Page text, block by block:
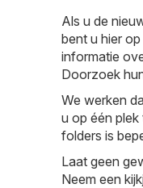
Als u de
bent u hier
informatie
Doorzoek
We werken
u op één
folders is
Laat geen
Neem een